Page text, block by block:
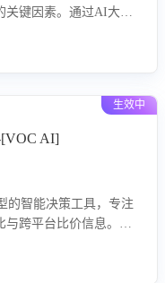
关键因素。通过AI大模
生效中
AI]
的智能决策工具，专注
与跨平台比价信息。该
的比价行为。通过提